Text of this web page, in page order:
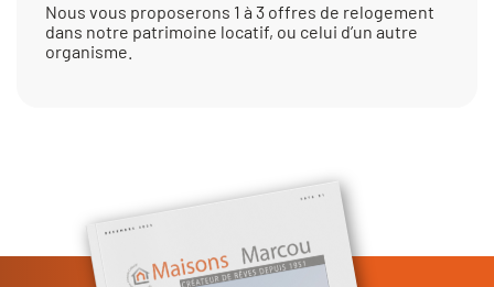
Nous vous proposerons 1 à 3 offres de relogement
dans notre patrimoine locatif, ou celui d’un autre
organisme.